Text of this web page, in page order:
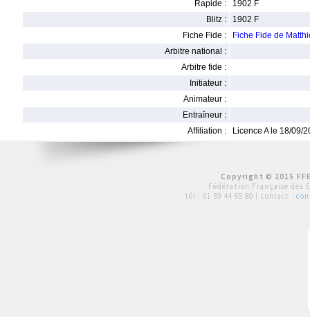
Rapide :
1902 F
Blitz :
1902 F
Fiche Fide :
Fiche Fide de
Arbitre national :
Arbitre fide :
Initiateur :
Animateur :
Entraîneur :
Affiliation :
Licence A le 18/09/
Copyright © 2015
Fédération Française des
tél : 01 39 44 65 80 | contact :